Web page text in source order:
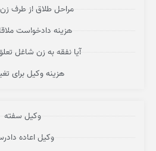
مراحل طلاق از طرف
هزینه دادخواست
آیا نفقه به زن شاغل
هزینه وکیل برای
وکیل سفته
وکیل اعاده